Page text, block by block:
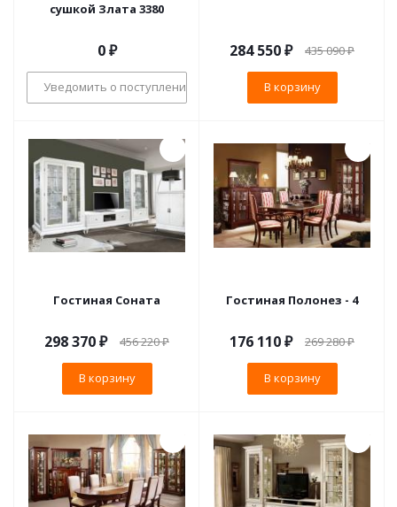
сушкой Злата 3380
0 ₽
Уведомить о поступлении
284 550₽ 435 090₽
В корзину
Гостиная Соната
298 370₽ 456 220₽
В корзину
Гостиная Полонез - 4
176 110₽ 269 280₽
В корзину